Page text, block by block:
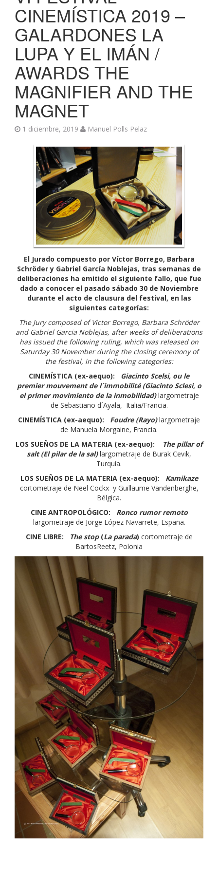
CINEMÍSTICA 2019 –
GALARDONES LA
LUPA Y EL IMÁN /
AWARDS THE
MAGNIFIER AND THE
MAGNET
1 diciembre, 2019 Manuel Polls Pelaz
El Jurado compuesto por Víctor Borrego, Barbara
Schröder y Gabriel García Noblejas, tras semanas de
deliberaciones ha emitido el siguiente fallo, que fue
dado a conocer el pasado sábado 30 de Noviembre
durante el acto de clausura del festival, en las
siguientes categorías:
The Jury composed of Victor Borrego, Barbara Schröder
and Gabriel Garcia Noblejas, after weeks of deliberations
has issued the following ruling, which was released on
Saturday 30 November during the closing ceremony of
the festival, in the following categories:
CINEMÍSTICA (ex-aequo): Giacinto Scelsi, ou le
premier mouvement de l´immobilité (Giacinto Sclesi, o
el primer movimiento de la inmobilidad) largometraje
de Sebastiano d´Ayala, Italia/Francia.
CINEMÍSTICA (ex-aequo):
Foudre (Rayo)largometraje
de Manuela Morgaine, Francia.
LOS SUEÑOS DE LA MATERIA (ex-aequo):
The pillar of
salt (El pilar de la sal)largometraje de Burak Cevik,
Turquía.
LOS SUEÑOS DE LA MATERIA (ex-aequo):
Kamikaze
cortometraje de Neel Cockx y Guillaume Vandenberghe,
Bélgica.
CINE ANTROPOLÓGICO:
Ronco rumor remoto
largometraje de Jorge López Navarrete, España.
CINE LIBRE:
The stop(La parada) cortometraje de
BartosReetz, Polonia